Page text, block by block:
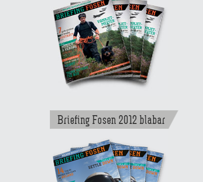
Briefing Fosen 2012 blabar